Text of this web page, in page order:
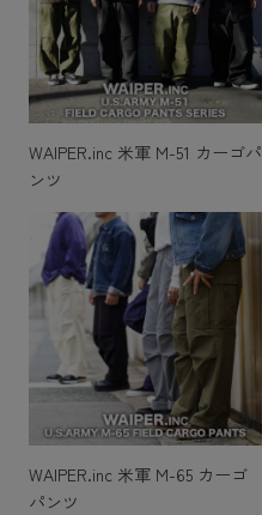
WAIPER.inc 米軍 M-51 カーゴパ
ンツ
WAIPER.inc 米軍 M-65 カーゴ
パンツ